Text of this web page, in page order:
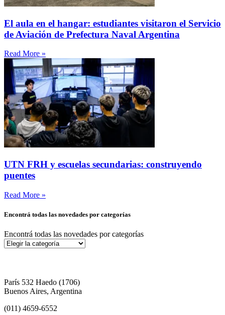
El aula en el hangar: estudiantes visitaron el Servicio
de Aviación de Prefectura Naval Argentina
Read More »
UTN FRH y escuelas secundarias: construyendo
puentes
Read More »
Encontrá todas las novedades por categorías
Encontrá todas las novedades por categorías
París 532 Haedo (1706)
Buenos Aires, Argentina
(011) 4659-6552